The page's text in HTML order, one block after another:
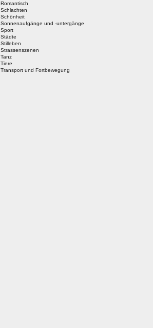
Romantisch
Schlachten
Schönheit
Sonnenaufgänge und -untergänge
Sport
Städte
Stilleben
Strassenszenen
Tanz
Tiere
Transport und Fortbewegung